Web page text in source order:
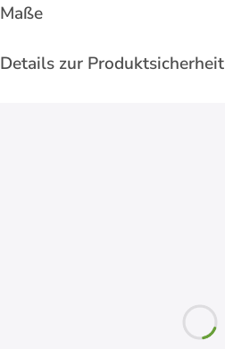
Maße
Details zur Produktsicherheit